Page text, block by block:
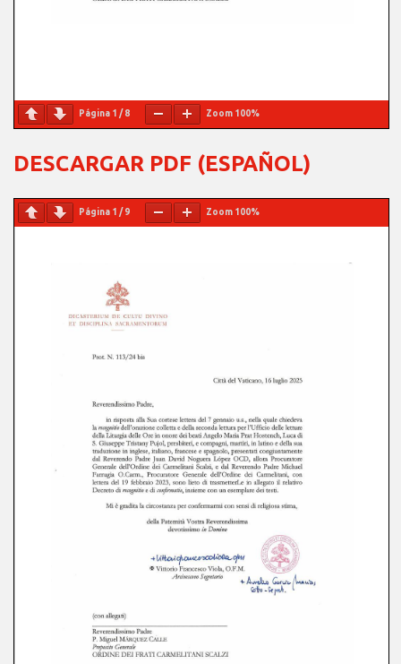
Página 1 / 8 Zoom 100%
DESCARGAR PDF (ESPAÑOL)
Página 1 /9 Zoom 100%